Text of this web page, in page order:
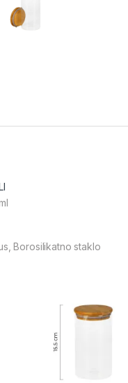
Borosilikatno staklo